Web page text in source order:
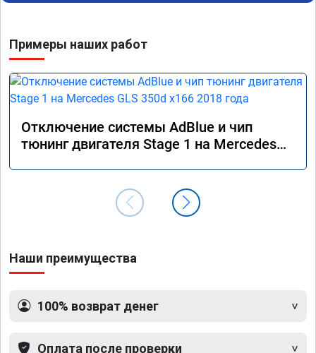
Примеры наших работ
Отключение системы AdBlue и чип
тюнинг двигателя Stage 1 на Mercedes
Наши преимущества
100% возврат денег
Оплата после проверки